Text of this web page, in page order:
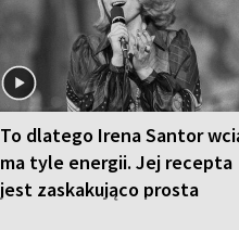
To dlatego Irena Santor
ma tyle energii. Jej recepta
jest zaskakująco prosta